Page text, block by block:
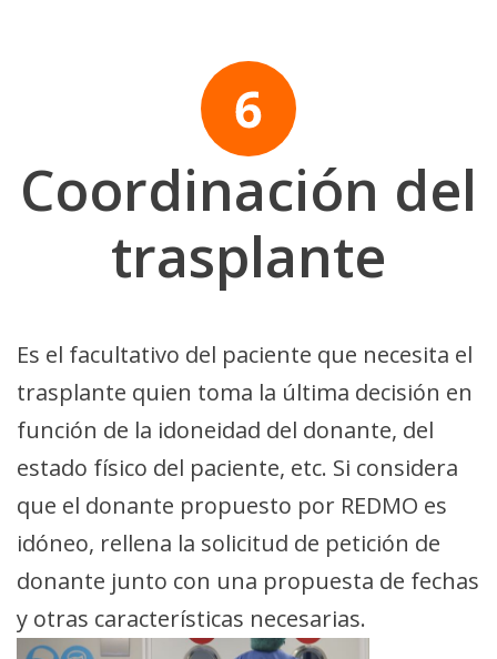
Coordinación del
trasplante
Es el facultativo del paciente que necesita el
trasplante quien toma la última decisión en
función de la idoneidad del donante, del
estado físico del paciente, etc. Si considera
que el donante propuesto por REDMO es
idóneo, rellena la solicitud de petición de
donante junto con una propuesta de fechas
y otras características necesarias.